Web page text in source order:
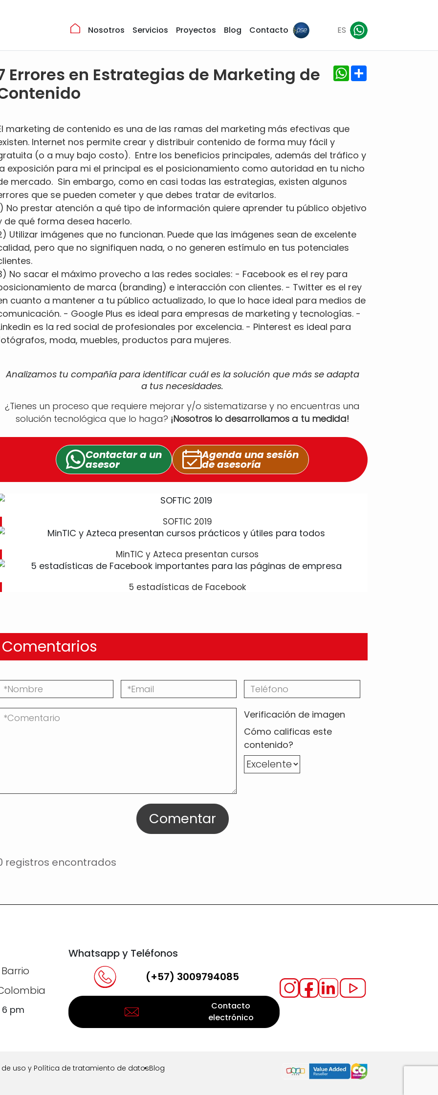
Nosotros Servicios Proyectos Blog Contacto ES
Errores en Estrategias de Marketing de
WhatsApp
marketing de contenido es una de las ramas del marketing más efectivas que
Internet nos permite crear y distribuir contenido de forma muy fácil y
(o a muy bajo costo). Entre los beneficios principales, además del tráfico y
exposición para mi el principal es el posicionamiento como autoridad en tu nicho
mercado. Sin embargo, como en casi todas las estrategias, existen algunos
que se pueden cometer y que debes tratar de evitarlos.
No prestar atención a qué tipo de información quiere aprender tu público objetivo
de qué forma desea hacerlo.
Utilizar imágenes que no funcionan. Puede que las imágenes sean de excelente
pero que no signifiquen nada, o no generen estímulo en tus potenciales
No sacar el máximo provecho a las redes sociales: - Facebook es el rey para
de marca (branding) e interacción con clientes. - Twitter es el rey
cuanto a mantener a tu público actualizado, lo que lo hace ideal para medios de
- Google Plus es ideal para empresas de marketing y tecnologías. -
es la red social de profesionales por excelencia. - Pinterest es ideal para
moda, muebles, productos para mujeres.
Analizamos tu compañía para identificar cuál es la solución que más se adapta
a tus necesidades.
¿Tienes un proceso que requiere mejorar y/o sistematizarse y no encuentras una
solución tecnológica que lo haga? ¡Nosotros lo desarrollamos a tu medida!
Contactar a un
asesor
Agenda una sesión
de asesoría
SOFTIC 2019
MinTIC y Azteca presentan cursos
5 estadísticas de Facebook
Comentarios
Verificación de imagen
Cómo calificas este
contenido?
Comentar
registros encontrados
6 pm
Whatsapp y Teléfonos
(+57) 3009794085
Contacto
electrónico
uso y Política de tratamiento de datosBlog